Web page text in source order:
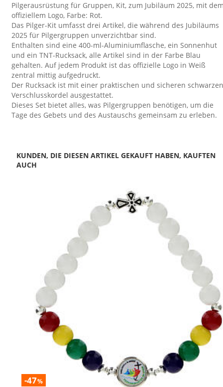
Pilgerausrüstung für Gruppen, Kit, zum Jubiläum 2025, mit
offiziellem Logo, Farbe: Rot.
Das Pilger-Kit umfasst drei Artikel, die während des Jubiläums
2025 für Pilgergruppen unverzichtbar sind.
Enthalten sind eine 400-ml-Aluminiumflasche, ein Sonnenhut
und ein TNT-Rucksack, alle Artikel sind in der Farbe Blau
gehalten. Auf jedem Produkt ist das offizielle Logo in Weiß
zentral mittig aufgedruckt.
Der Rucksack ist mit einer praktischen und sicheren schwarzen
Verschlusskordel ausgestattet.
Dieses Set bietet alles, was Pilgergruppen benötigen, um die
Tage des Gebets und des Austauschs gemeinsam zu erleben.
KUNDEN, DIE DIESEN ARTIKEL GEKAUFT HABEN, KAUFTEN
AUCH
-47%